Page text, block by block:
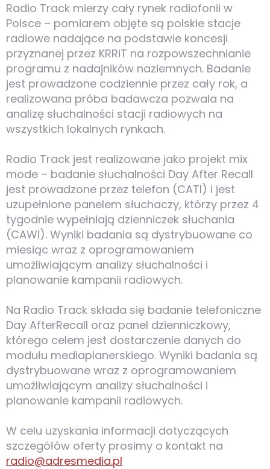
Radio Track mierzy cały rynek radiofonii w
Polsce – pomiarem objęte są polskie stacje
radiowe nadające na podstawie koncesji
przyznanej przez KRRiT na rozpowszechnianie
programu z nadajników naziemnych. Badanie
jest prowadzone codziennie przez cały rok, a
realizowana próba badawcza pozwala na
analizę słuchalności stacji radiowych na
wszystkich lokalnych rynkach.
Radio Track jest realizowane jako projekt mix
mode – badanie słuchalności Day After Recall
jest prowadzone przez telefon (CATI) i jest
uzupełnione panelem słuchaczy, którzy przez 4
tygodnie wypełniają dzienniczek słuchania
(CAWI). Wyniki badania są dystrybuowane co
miesiąc wraz z oprogramowaniem
umożliwiającym analizy słuchalności i
planowanie kampanii radiowych.
Na Radio Track składa się badanie telefoniczne
Day AfterRecall oraz panel dzienniczkowy,
którego celem jest dostarczenie danych do
modułu mediaplanerskiego. Wyniki badania są
dystrybuowane wraz z oprogramowaniem
umożliwiającym analizy słuchalności i
planowanie kampanii radiowych.
W celu uzyskania informacji dotyczących
szczegółów oferty prosimy o kontakt na
radio@adresmedia.pl